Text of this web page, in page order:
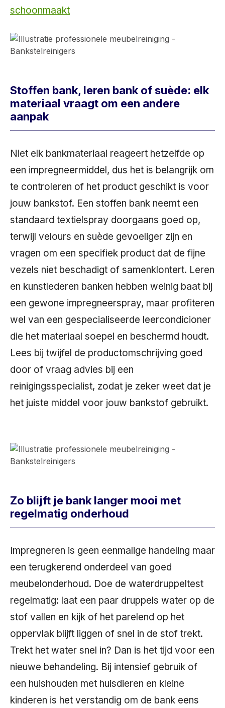
schoonmaakt
Stoffen bank, leren bank of suède: elk
materiaal vraagt om een andere
aanpak
Niet elk bankmateriaal reageert hetzelfde op
een impregneermiddel, dus het is belangrijk om
te controleren of het product geschikt is voor
jouw bankstof. Een stoffen bank neemt een
standaard textielspray doorgaans goed op,
terwijl velours en suède gevoeliger zijn en
vragen om een specifiek product dat de fijne
vezels niet beschadigt of samenklontert. Leren
en kunstlederen banken hebben weinig baat bij
een gewone impregneerspray, maar profiteren
wel van een gespecialiseerde leercondicioner
die het materiaal soepel en beschermd houdt.
Lees bij twijfel de productomschrijving goed
door of vraag advies bij een
reinigingsspecialist, zodat je zeker weet dat je
het juiste middel voor jouw bankstof gebruikt.
Zo blijft je bank langer mooi met
regelmatig onderhoud
Impregneren is geen eenmalige handeling maar
een terugkerend onderdeel van goed
meubelonderhoud. Doe de waterdruppeltest
regelmatig: laat een paar druppels water op de
stof vallen en kijk of het parelend op het
oppervlak blijft liggen of snel in de stof trekt.
Trekt het water snel in? Dan is het tijd voor een
nieuwe behandeling. Bij intensief gebruik of
een huishouden met huisdieren en kleine
kinderen is het verstandig om de bank eens